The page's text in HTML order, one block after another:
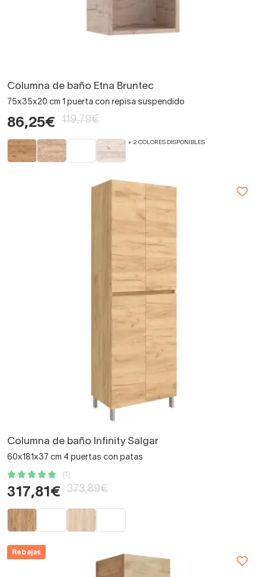
Columna de baño Etna Bruntec
75x35x20 cm 1 puerta con repisa suspendido
86,25€ 119,79€
+ 2 COLORES DISPONIBLES
Columna de baño Infinity Salgar
60x181x37 cm 4 puertas con patas
(1)
317,81€ 373,89€
Rebajas